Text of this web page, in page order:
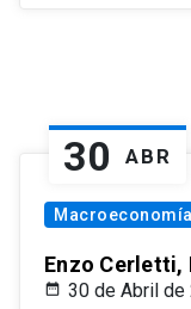
30 ABR
Macroeconomía
Enzo Cerletti,
30 de Abril de